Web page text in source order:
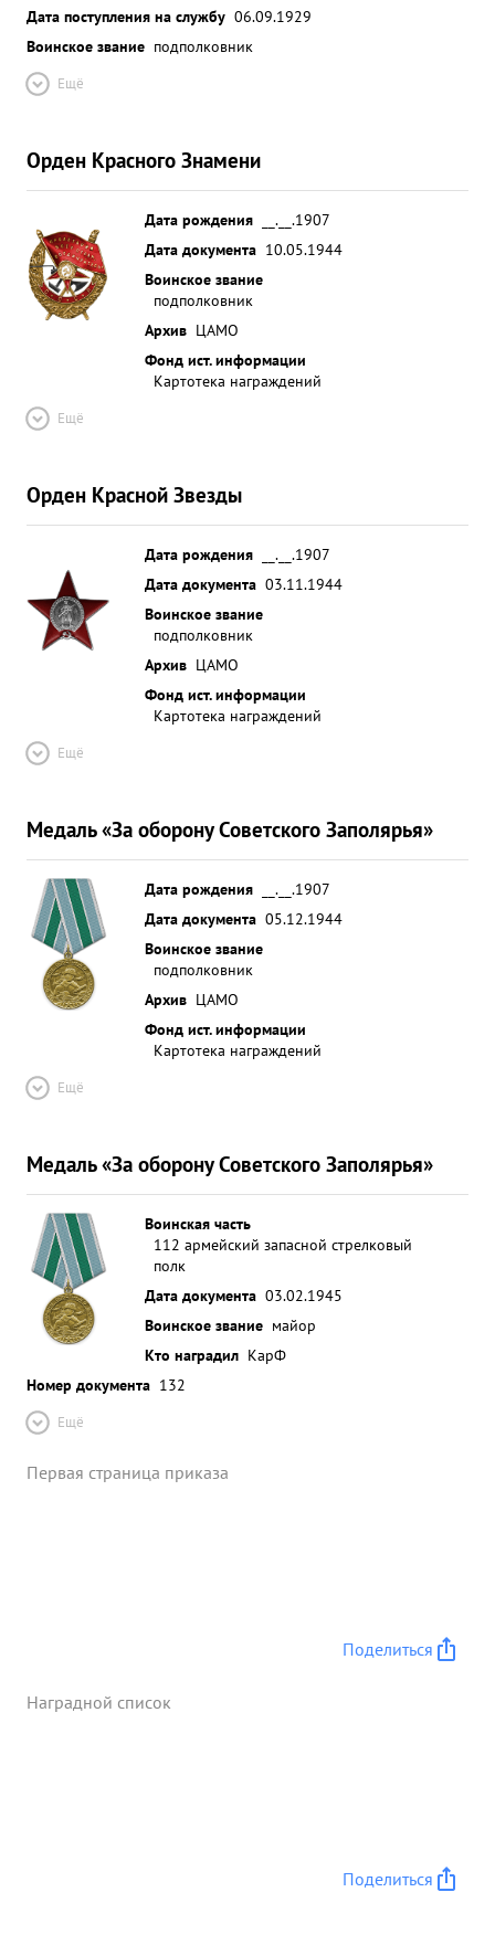
Дата поступления на службу 06.09.1929
Воинское звание подполковник
Ещё
Орден Красного Знамени
Дата рождения
__.__.1907
Дата документа 10.05.1944
Воинское звание
подполковник
Архив ЦАМО
Фонд ист. информации
Картотека награждений
Ещё
Орден Красной Звезды
Дата рождения
__.__.1907
Дата документа 03.11.1944
Воинское звание
подполковник
Архив ЦАМО
Фонд ист. информации
Картотека награждений
Ещё
Медаль «За оборону Советского Заполярья»
Дата рождения
__.__.1907
Дата документа 05.12.1944
Воинское звание
подполковник
Архив ЦАМО
Фонд ист. информации
Картотека награждений
Ещё
Медаль «За оборону Советского Заполярья»
Воинская часть
112 армейский запасной стрелковый
полк
Дата документа 03.02.1945
Воинское звание майор
Кто наградил КарФ
Номер документа 132
Ещё
Первая страница приказа
Поделиться
Наградной список
Поделиться